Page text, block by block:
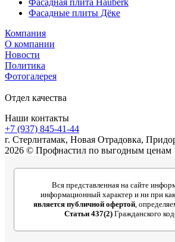
Фасадные плиты Дёке
Компания
О компании
Новости
Политика
Фотогалерея
Отдел качества
Наши контакты
+7 (937) 845-41-44
г. Стерлитамак, Новая Отрадовка,
2026 © Профнастил по выгодным ценам
Вся представленная на сайте
информационный характер и ни при
является публичной офертой,
Статьи 437(2) Гражданского